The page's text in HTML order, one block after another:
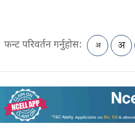
फन्ट परिवर्तन गर्नुहोस: